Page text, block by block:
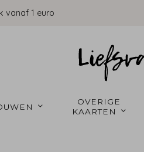
vanaf 1 euro
OVERIGE
KAARTEN